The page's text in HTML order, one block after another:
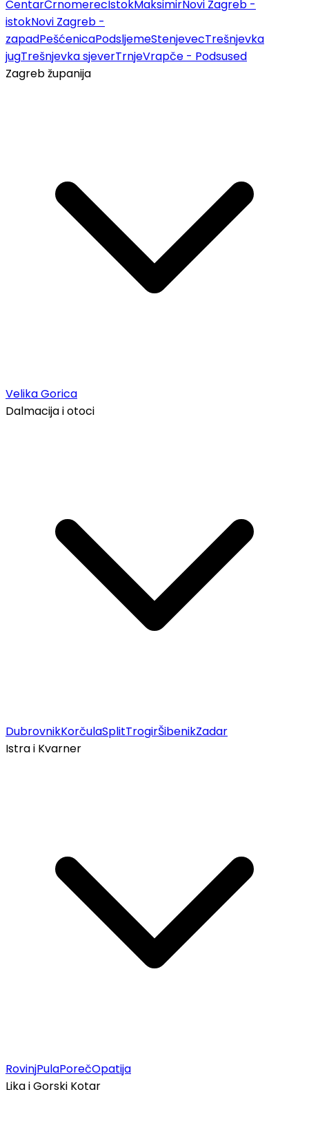
CentarČrnomerecIstokMaksimirNovi Zagreb -
istokNovi Zagreb -
zapadPešćenicaPodsljemeStenjevecTrešnjevka
jugTrešnjevka sjeverTrnjeVrapče - Podsused
Zagreb županija
Velika Gorica
Dalmacija i otoci
DubrovnikKorčulaSplitTrogirŠibenikZadar
Istra i Kvarner
RovinjPulaPorečOpatija
Lika i Gorski Kotar